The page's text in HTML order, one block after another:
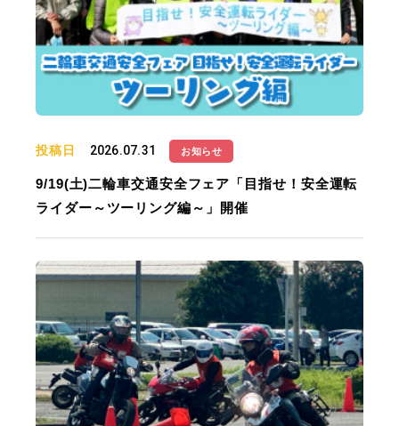
投稿日 2026.07.31 お知らせ
9/19(土)二輪車交通安全フェア「目指せ！安全運転
ライダー～ツーリング編～」開催